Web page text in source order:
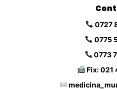
0727
0775
0773
Fix: 021